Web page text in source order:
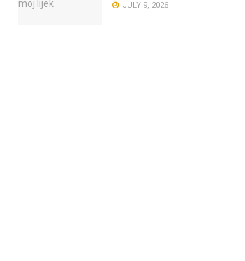
JULY 9, 2026